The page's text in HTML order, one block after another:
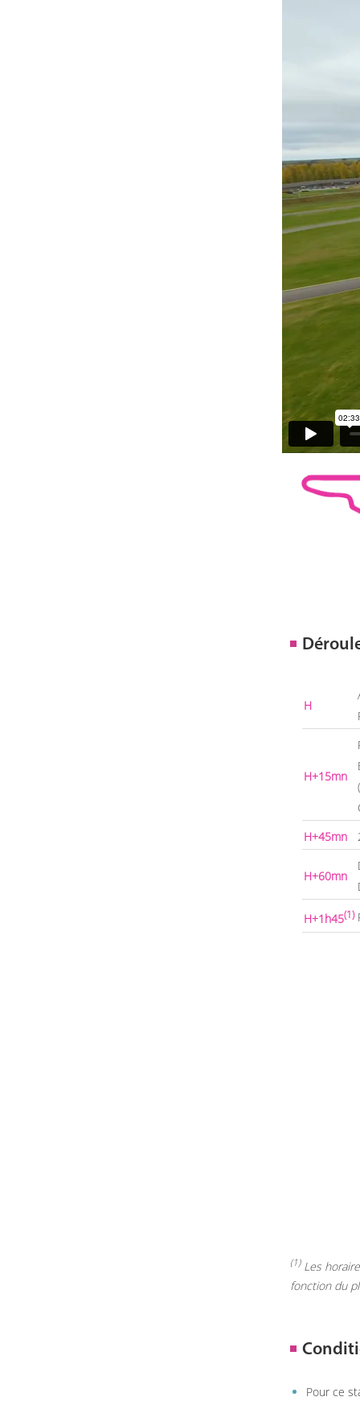
H
H+15mn
H+45mn
H+60mn
H+1h45(1)
(1)Les
fonction du
Pour ce